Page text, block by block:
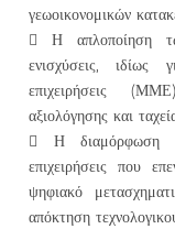
γεωοικονομικών
 Η απλοποίηση
ενισχύσεις, ιδίως
επιχειρήσεις
αξιολόγησης και
 Η διαμόρφωση
επιχειρήσεις που
ψηφιακό
απόκτηση